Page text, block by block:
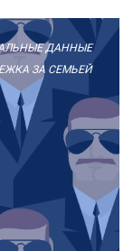
ДАННЫЕ
ЗА СЕМЬЕЙ